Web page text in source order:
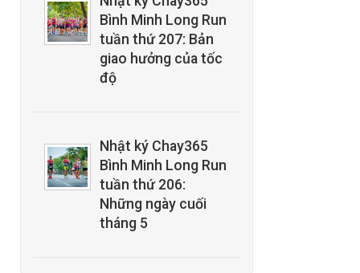
Bình Minh Long Run
tuần thứ 207: Bản
giao hưởng của tốc
độ
Nhật ký Chay365
Bình Minh Long Run
tuần thứ 206:
Những ngày cuối
tháng 5